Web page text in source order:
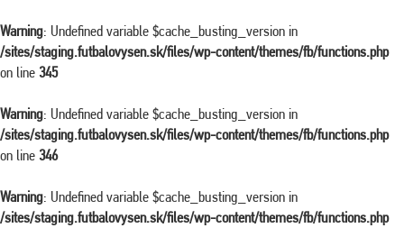
Warning: Undefined variable $cache_busting_version in
/sites/staging.futbalovysen.sk/files/wp-content/themes/fb/functions.php
on line 345
Warning: Undefined variable $cache_busting_version in
/sites/staging.futbalovysen.sk/files/wp-content/themes/fb/functions.php
on line 346
Warning: Undefined variable $cache_busting_version in
/sites/staging.futbalovysen.sk/files/wp-content/themes/fb/functions.php